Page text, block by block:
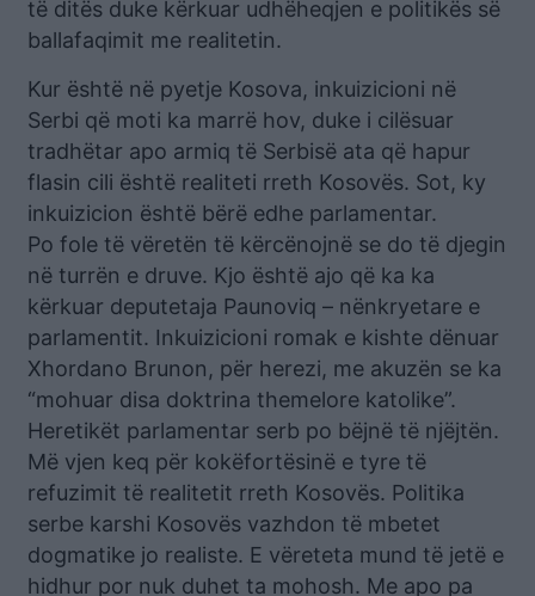
të ditës duke kërkuar udhëheqjen e politikës së
ballafaqimit me realitetin.
Kur është në pyetje Kosova, inkuizicioni në
Serbi që moti ka marrë hov, duke i cilësuar
tradhëtar apo armiq të Serbisë ata që hapur
flasin cili është realiteti rreth Kosovës. Sot, ky
inkuizicion është bërë edhe parlamentar.
Po fole të vëretën të kërcënojnë se do të djegin
në turrën e druve. Kjo është ajo që ka ka
kërkuar deputetaja Paunoviq – nënkryetare e
parlamentit. Inkuizicioni romak e kishte dënuar
Xhordano Brunon, për herezi, me akuzën se ka
“mohuar disa doktrina themelore katolike”.
Heretikët parlamentar serb po bëjnë të njëjtën.
Më vjen keq për kokëfortësinë e tyre të
refuzimit të realitetit rreth Kosovës. Politika
serbe karshi Kosovës vazhdon të mbetet
dogmatike jo realiste. E vëreteta mund të jetë e
hidhur por nuk duhet ta mohosh. Me apo pa